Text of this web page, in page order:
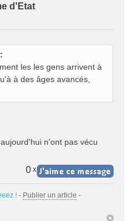
d'Etat
les les gens arrivent à
à des âges avancés,
n'ont pas vécu
0 x
! - Publier un article -